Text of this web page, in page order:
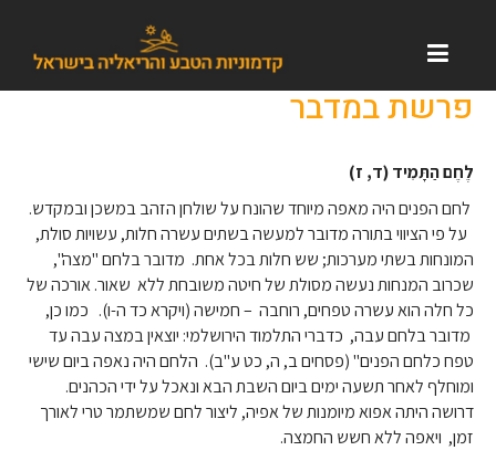
פרשת במדבר
לֶחֶם הַתָּמִיד(ד, ז)
לחם הפנים היה מאפה מיוחד שהונח על שולחן הזהב במשכן ובמקדש.
על פי הציווי בתורה מדובר למעשה בשתים עשרה חלות, עשויות סולת,
המונחות בשתי מערכות; שש חלות בכל אחת. מדובר בלחם "מצה",
שכרוב המנחות נעשה מסולת של חיטה משובחת ללא שאור. אורכה של
כל חלה הוא עשרה טפחים, רוחבה – חמישה (ויקרא כד ה-ו). כמו כן,
מדובר בלחם עבה, כדברי התלמוד הירושלמי: יוצאין במצה עבה עד
טפח כלחם הפנים" (פסחים ב, ה, כט ע"ב). הלחם היה נאפה ביום שישי
ומוחלף לאחר תשעה ימים ביום השבת הבא ונאכל על ידי הכהנים.
דרושה היתה אפוא מיומנות של אפיה, ליצור לחם שמשתמר טרי לאורך
זמן, ויאפה ללא חשש החמצה.